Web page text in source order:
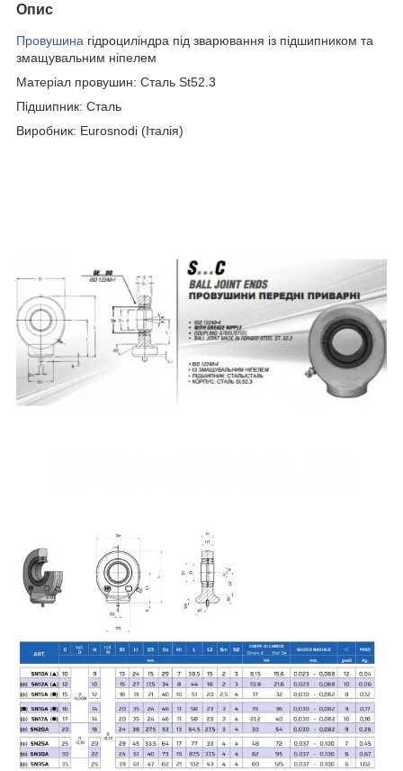
Опис
Провушина гідроциліндра під зварювання із підшипником та
змащувальним ніпелем
Матеріал провушин: Сталь St52.3
Підшипник: Сталь
Виробник: Eurosnodi (Італія)